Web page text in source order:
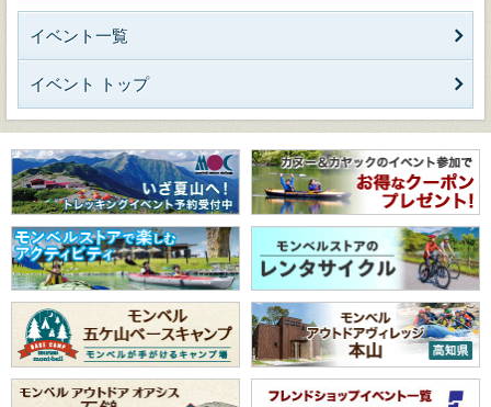
イベント一覧
イベント トップ